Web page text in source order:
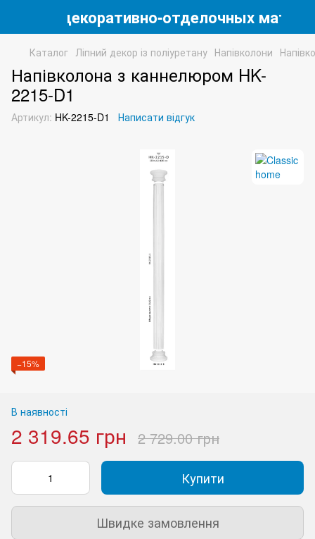
декоративно-отделочных
Каталог Ліпний декор із поліуретану Напівколони
Напівколона з каннелюром HK-
2215-D1
Артикул: HK-2215-D1 Написати відгук
−15%
В наявності
2 319.65 грн 2 729.00 грн
Купити
Швидке замовлення